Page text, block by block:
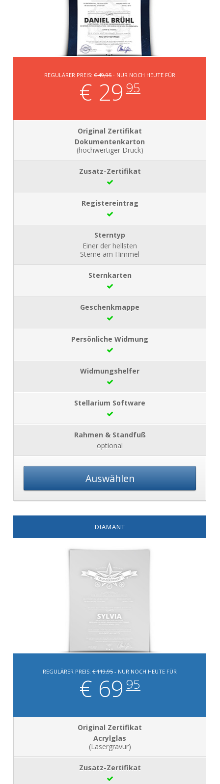
REGULÄRER PREIS: € 49,95 - NUR NOCH HEUTE FÜR
€ 29 95
Dokumentenkarton
(hochwertiger Druck)
Einer der hellsten
Sterne am Himmel
optional
Auswählen
DIAMANT
REGULÄRER PREIS: € 119,95 - NUR NOCH HEUTE FÜR
€ 69 95
Acrylglas
(Lasergravur)